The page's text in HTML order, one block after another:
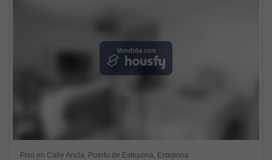
Vendida con
Piso en Calle Ancla, Puerto de Estepona, Estepona